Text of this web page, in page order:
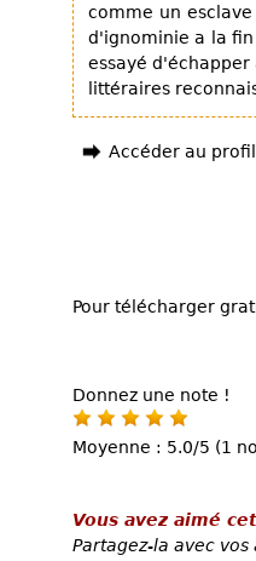
comme un
d'ignominie a la
essayé
littéraires
Accéder au
Pour télécharger
Donnez une note !
Moyenne : 5.0/5 (1
Vous avez aimé
Partagez-la avec